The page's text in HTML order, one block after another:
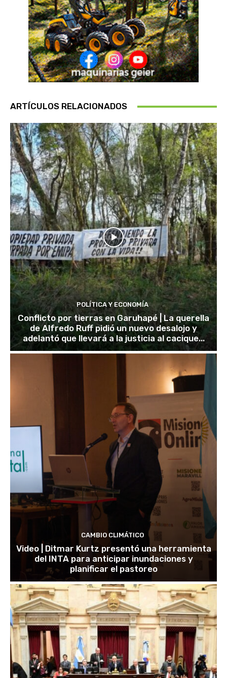
ARTÍCULOS RELACIONADOS
POLÍTICA Y ECONOMÍA
Conflicto por tierras en Garuhapé | La querella
de Alfredo Ruff pidió un nuevo desalojo y
adelantó que llevará a la justicia al cacique...
CAMBIO CLIMÁTICO
Video | Ditmar Kurtz presentó una herramienta
del INTA para anticipar inundaciones y
planificar el pastoreo